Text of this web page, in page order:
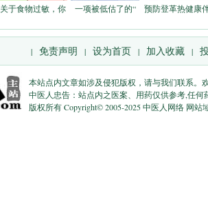
关于食物过敏，你 一项被低估了的“ 预防登革热健康
| 免责声明 | 设为首页 | 加入收藏 |
本站点内文章如涉及侵犯版权，请与我们联系。
中医人忠告：站点内之医案、用药仅供参考,任
版权所有 Copyright© 2005-2025 中医人网络 网站